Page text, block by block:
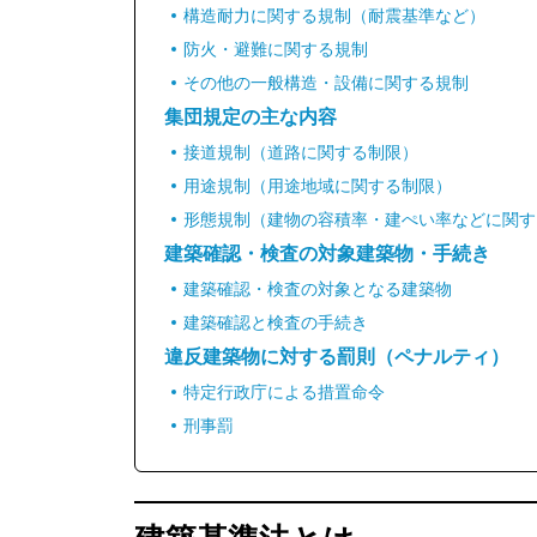
構造耐力に関する規制（耐震基準など）
防火・避難に関する規制
その他の一般構造・設備に関する規制
集団規定の主な内容
接道規制（道路に関する制限）
用途規制（用途地域に関する制限）
形態規制（建物の容積率・建ぺい率などに関
建築確認・検査の対象建築物・手続き
建築確認・検査の対象となる建築物
建築確認と検査の手続き
違反建築物に対する罰則（ペナルティ）
特定行政庁による措置命令
刑事罰